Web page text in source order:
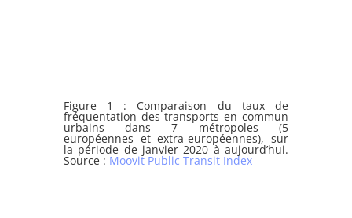
Figure 1 : Comparaison du taux de
fréquentation des transports en commun
urbains dans 7 métropoles (5
européennes et extra-européennes), sur
la période de janvier 2020 à aujourd’hui.
Source : Moovit Public Transit Index